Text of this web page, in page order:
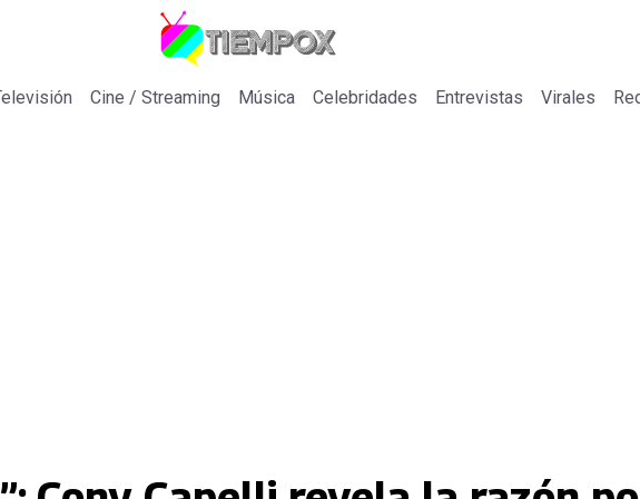
Cine / Streaming Música Celebridades Entrevistas Virales